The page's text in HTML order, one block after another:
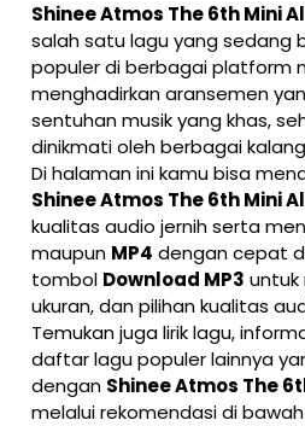
Shinee Atmos The 6th Mini
salah satu lagu yang sedang
populer di berbagai platform
menghadirkan aransemen
sentuhan musik yang khas,
dinikmati oleh berbagai
Di halaman ini kamu bisa
Shinee Atmos The 6th Mini
kualitas audio jernih serta
maupun MP4 dengan cepat
tombol Download MP3 untuk
ukuran, dan pilihan kualitas
Temukan juga lirik lagu,
daftar lagu populer lainnya
dengan Shinee Atmos The
melalui rekomendasi di